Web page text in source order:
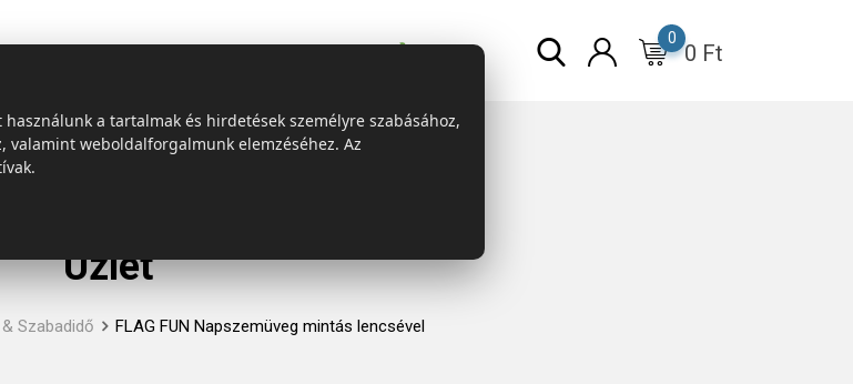
Emblémázás és szállítás Tech = Kedvező ár ESG 0 Ft
0
Üzlet
Szabadidő FLAG FUN Napszemüveg mintás lencsével
a tartalmak és hirdetések személyre szabásához,
valamint weboldalforgalmunk elemzéséhez. Az